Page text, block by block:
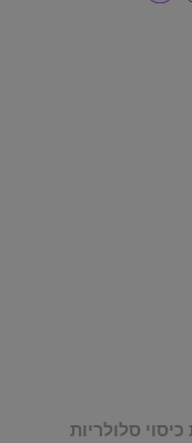
סלולריות